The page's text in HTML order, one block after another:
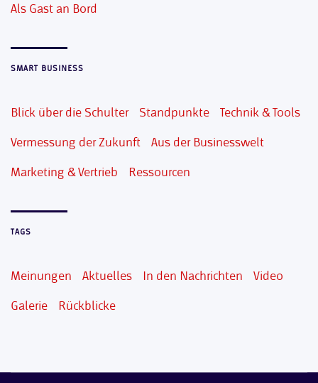
Als Gast an Bord
SMART BUSINESS
Blick über die Schulter Standpunkte Technik & Tools
Vermessung der Zukunft Aus der Businesswelt
Marketing & Vertrieb Ressourcen
TAGS
Meinungen Aktuelles In den Nachrichten Video
Galerie Rückblicke